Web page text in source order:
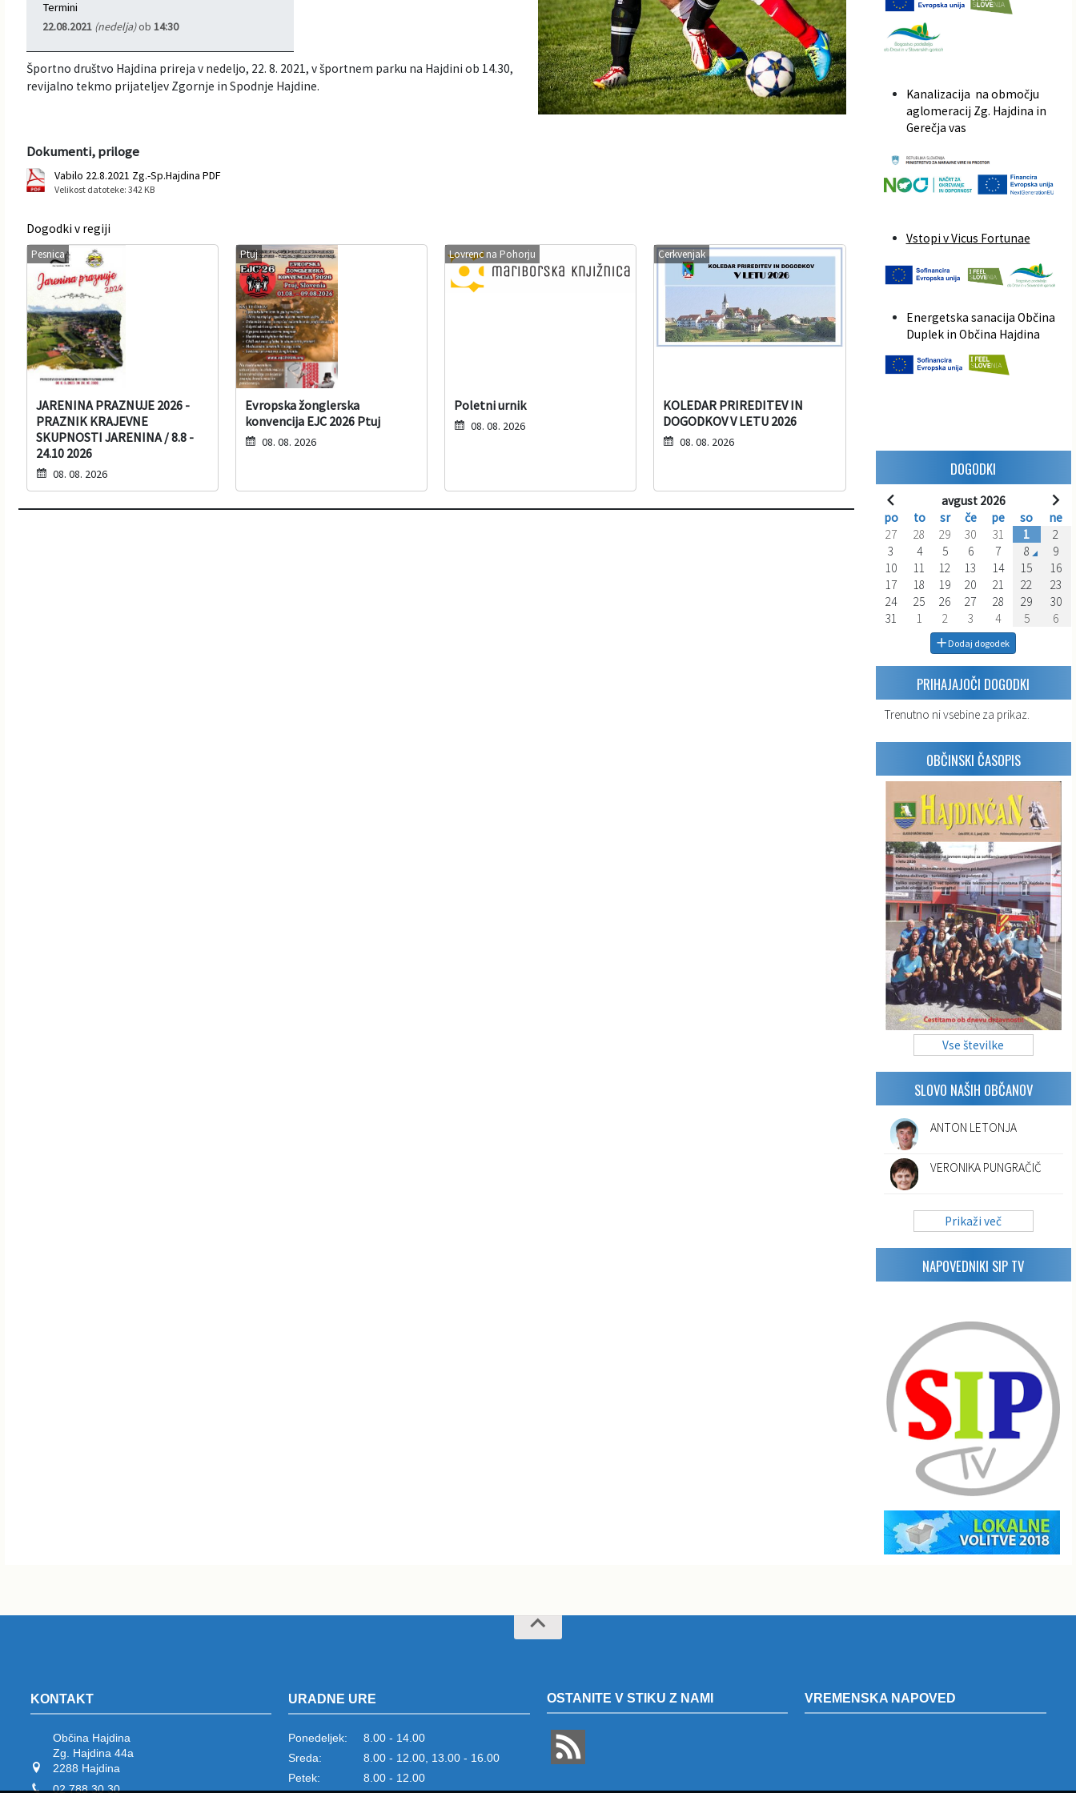
Termini
22.08.2021(nedelja)ob 14:30
Športno društvo Hajdina prireja v nedeljo, 22. 8. 2021, v športnem parku na Hajdini ob 14.30,
revijalno tekmo prijateljev Zgornje in Spodnje Hajdine.
Dokumenti, priloge
Vabilo 22.8.2021 Zg.-Sp.Hajdina PDF
Velikost datoteke: 342 KB
Dogodki v regiji
Pesnica
JARENINA PRAZNUJE 2026 -
PRAZNIK KRAJEVNE
SKUPNOSTI JARENINA / 8.8 -
24.10 2026
08. 08. 2026
Ptuj
Evropska žonglerska
konvencija EJC 2026 Ptuj
08. 08. 2026
Lovrenc na Pohorju
Poletni urnik
08. 08. 2026
Cerkvenjak
KOLEDAR PRIREDITEV IN
DOGODKOV V LETU 2026
08. 08. 2026
Kanalizacija na območju
aglomeracij Zg. Hajdina in
Gerečja vas
Vstopi v Vicus Fortunae
Energetska sanacija Občina
Duplek in Občina Hajdina
DOGODKI
avgust 2026
po
to sr če pe so
ne
27
28 29 30 31 1
2
3
4 5 6 7 8
9
10
11 12 13 14 15
16
17
18 19 20 21 22
23
24
25 26 27 28 29
30
31
1 2 3 4 5 6
Dodaj dogodek
PRIHAJAJOČI DOGODKI
Trenutno ni vsebine za prikaz.
OBČINSKI ČASOPIS
Vse številke
SLOVO NAŠIH OBČANOV
ANTON LETONJA
VERONIKA PUNGRAČIČ
Prikaži več
NAPOVEDNIKI SIP TV
KONTAKT
Občina Hajdina
Zg. Hajdina 44a
2288 Hajdina
02 788 30 30
URADNE URE
Ponedeljek:
8.00 - 14.00
Sreda:
8.00 - 12.00, 13.00 - 16.00
Petek:
8.00 - 12.00
OSTANITE V STIKU Z NAMI VREMENSKA NAPOVED
Informacije javnega značaja
Vizitka občine
Javni razpisi, natečaji, namere...
Projekti in investicije
Lokalne volitve
Napovedniki SIP TV